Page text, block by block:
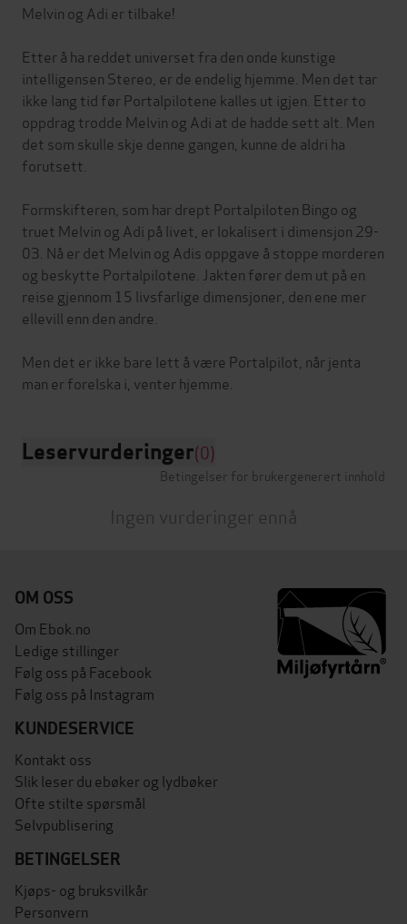
Melvin og Adi er tilbake!
Etter å ha reddet universet fra den onde kunstige
intelligensen Stereo, er de endelig hjemme. Men det tar
ikke lang tid før Portalpilotene kalles ut igjen. Etter to
oppdrag trodde Melvin og Adi at de hadde sett alt. Men
det som skulle skje denne gangen, kunne de aldri ha
forutsett.
Formskifteren, som har drept Portalpiloten Bingo og
truet Melvin og Adi på livet, er lokalisert i dimensjon 29-
03. Nå er det Melvin og Adis oppgave å stoppe morderen
og beskytte Portalpilotene. Jakten fører dem ut på en
reise gjennom 15 livsfarlige dimensjoner, den ene mer
ellevill enn den andre.
Men det er ikke bare lett å være Portalpilot, når jenta
Leservurderinger(0)
Betingelser for brukergenerert innhold
Ingen vurderinger ennå
OM OSS
Om Ebok.no
Ledige stillinger
Følg oss på Facebook
Følg oss på Instagram
KUNDESERVICE
Kontakt oss
Slik leser du ebøker og lydbøker
Ofte stilte spørsmål
Selvpublisering
BETINGELSER
Kjøps- og bruksvilkår
Personvern